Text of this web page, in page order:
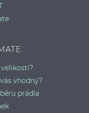
vhodný?
prádla